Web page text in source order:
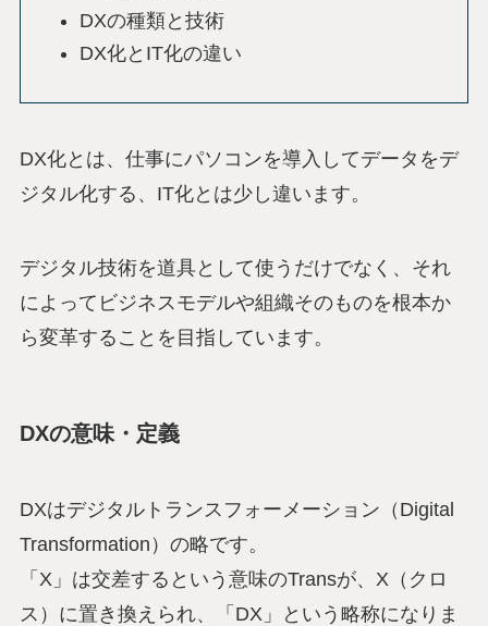
DXの種類と技術
DX化とIT化の違い
DX化とは、仕事にパソコンを導入してデータをデ
ジタル化する、IT化とは少し違います。
デジタル技術を道具として使うだけでなく、それ
によってビジネスモデルや組織そのものを根本か
ら変革することを目指しています。
DXの意味・定義
DXはデジタルトランスフォーメーション（Digital
Transformation）の略です。
「X」は交差するという意味のTransが、X（クロ
ス）に置き換えられ、「DX」という略称になりま